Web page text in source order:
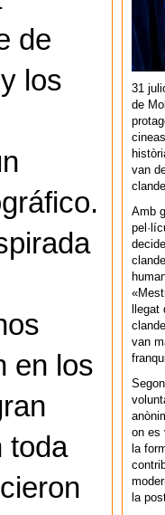
de
los
en los
toda
31
de
van
Amb
van
on es
la
la